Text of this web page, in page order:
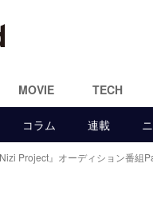
MOVIE TECH
コラム 連載
Nizi Project』オーディション番組